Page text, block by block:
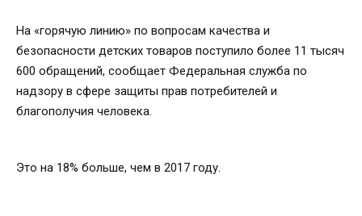
На «горячую линию» по вопросам качества и
безопасности детских товаров поступило более 11 тысяч
600 обращений, сообщает Федеральная служба по
надзору в сфере защиты прав потребителей и
благополучия человека.
Это на 18% больше, чем в 2017 году.